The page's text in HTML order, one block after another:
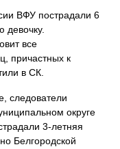
ВФУ пострадали 6
девочку.
все
причастных к
в СК.
следователи
округе
3-летняя
Белгородской